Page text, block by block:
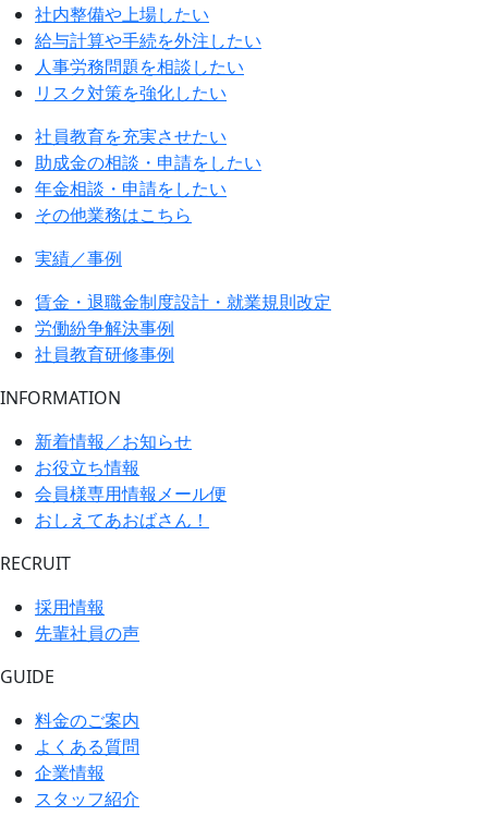
社内整備や上場したい
給与計算や手続を外注したい
人事労務問題を相談したい
リスク対策を強化したい
社員教育を充実させたい
助成金の相談・申請をしたい
年金相談・申請をしたい
その他業務はこちら
実績／事例
賃金・退職金制度設計・就業規則改定
労働紛争解決事例
社員教育研修事例
INFORMATION
新着情報／お知らせ
お役立ち情報
会員様専用情報メール便
おしえてあおばさん！
RECRUIT
採用情報
先輩社員の声
GUIDE
料金のご案内
よくある質問
企業情報
スタッフ紹介